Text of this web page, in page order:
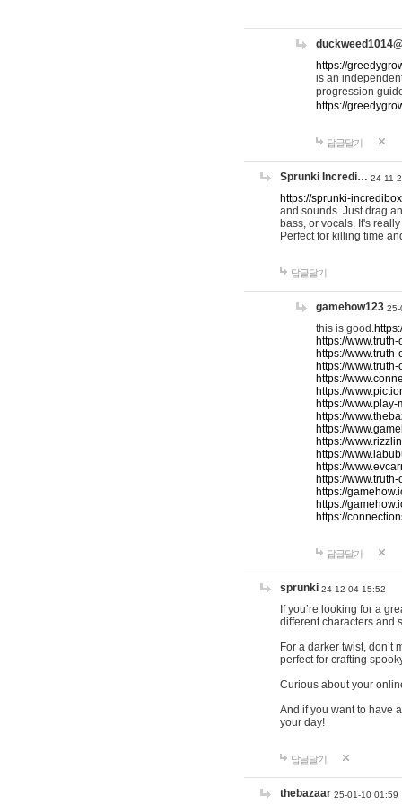
https://
is an
progression
https://
답글달기
Sprunki Incredi… 24-11-
https://sprunki-
and sounds. Just drag
bass, or vocals. It's
Perfect for killing time
답글달기
gamehow123 25-
this is good.
https://
https://
https://
https://
https://
https://
https://
https://
https://
https://
https://
https://
https://
https://
https://
답글달기
sprunki 24-12-04 15:52
If you’re looking for a
different characters and
For a darker twist, don’t
perfect for crafting
Curious about your
And if you want to have
your day!
답글달기
thebazaar 25-01-10 01:59